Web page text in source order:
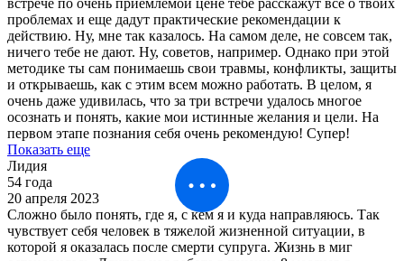
встрече по очень приемлемой цене тебе расскажут все о твоих
проблемах и еще дадут практические рекомендации к
действию. Ну, мне так казалось. На самом деле, не совсем так,
ничего тебе не дают. Ну, советов, например. Однако при этой
методике ты сам понимаешь свои травмы, конфликты, защиты
и открываешь, как с этим всем можно работать. В целом, я
очень даже удивилась, что за три встречи удалось многое
осознать и понять, какие мои истинные желания и цели. На
первом этапе познания себя очень рекомендую! Супер!
Показать еще
Лидия
54 года
20 апреля 2023
Сложно было понять, где я, с кем я и куда направляюсь. Так
чувствует себя человек в тяжелой жизненной ситуации, в
которой я оказалась после смерти супруга. Жизнь в миг